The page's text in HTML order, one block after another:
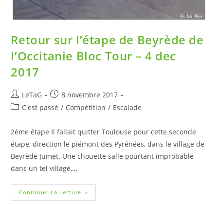
Retour sur l’étape de Beyrède de
l’Occitanie Bloc Tour – 4 dec
2017
LeTaG
8 novembre 2017
C'est passé / Compétition / Escalade
2ème étape Il fallait quitter Toulouse pour cette seconde
étape, direction le piémont des Pyrénées, dans le village de
Beyrède Jumet. Une chouette salle pourtant improbable
dans un tel village,…
Continuer La Lecture